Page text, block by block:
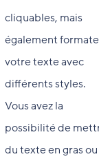
cliquables, mais
également
votre texte avec
différents styles.
Vous avez la
possibilité de
du texte en gras ou